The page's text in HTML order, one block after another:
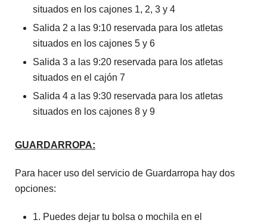
situados en los cajones 1, 2, 3 y 4
Salida 2 a las 9:10 reservada para los atletas
situados en los cajones 5 y 6
Salida 3 a las 9:20 reservada para los atletas
situados en el cajón 7
Salida 4 a las 9:30 reservada para los atletas
situados en los cajones 8 y 9
GUARDARROPA:
Para hacer uso del servicio de Guardarropa hay dos
opciones:
1. Puedes dejar tu bolsa o mochila en el